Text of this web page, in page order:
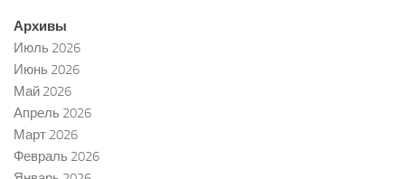
Архивы
Июль 2026
Июнь 2026
Май 2026
Апрель 2026
Март 2026
Февраль 2026